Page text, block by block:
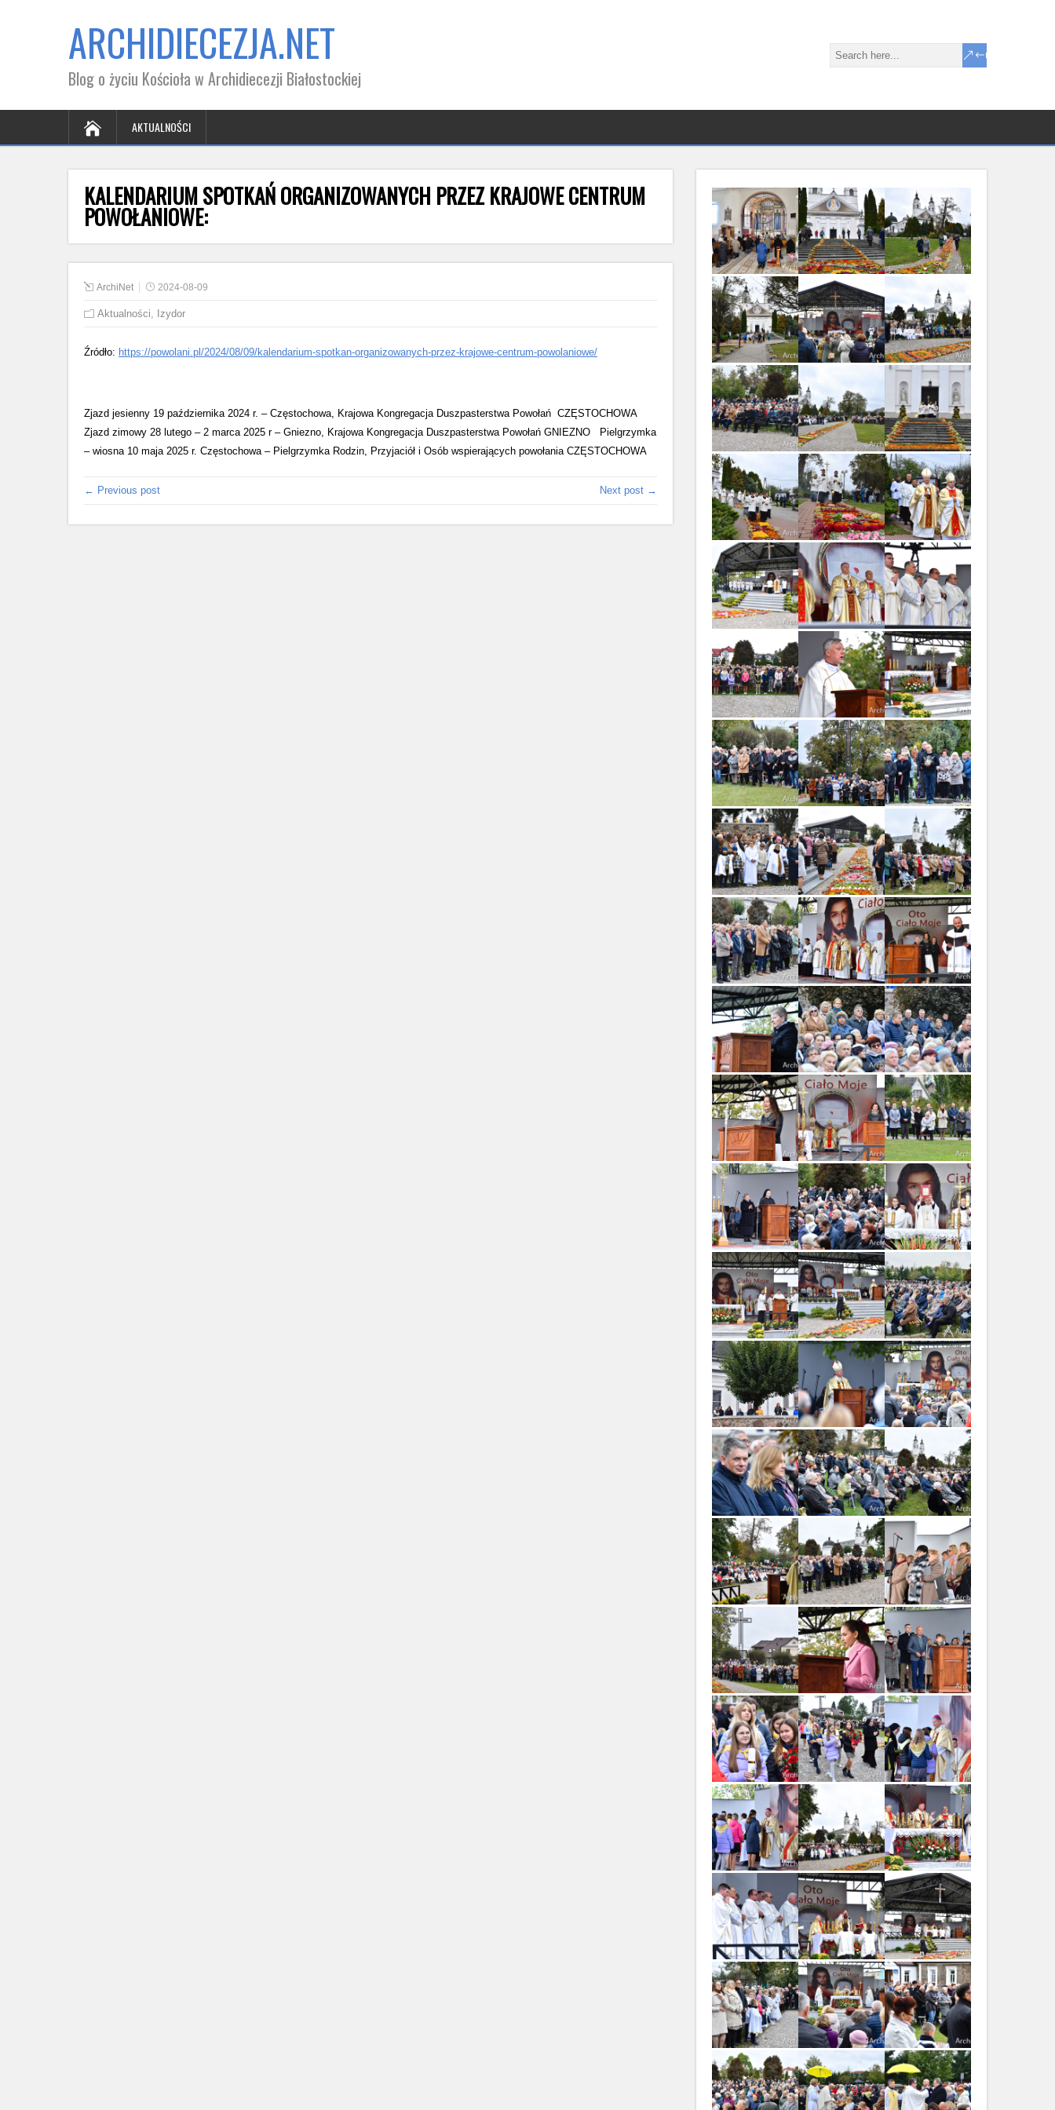
ARCHIDIECEZJA.NET
Blog o życiu Kościoła w Archidiecezji Białostockiej
AKTUALNOŚCI
KALENDARIUM SPOTKAŃ ORGANIZOWANYCH PRZEZ KRAJOWE CENTRUM
POWOŁANIOWE:
ArchiNet 2024-08-09
Aktualności, Izydor
Źródło: https://powolani.pl/2024/08/09/kalendarium-spotkan-organizowanych-przez-krajowe-centrum-powolaniowe/
Zjazd jesienny 19 października 2024 r. – Częstochowa, Krajowa Kongregacja Duszpasterstwa Powołań CZĘSTOCHOWA
Zjazd zimowy 28 lutego – 2 marca 2025 r – Gniezno, Krajowa Kongregacja Duszpasterstwa Powołań GNIEZNO Pielgrzymka
– wiosna 10 maja 2025 r. Częstochowa – Pielgrzymka Rodzin, Przyjaciół i Osób wspierających powołania CZĘSTOCHOWA
← Previous post Next post →